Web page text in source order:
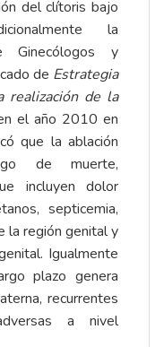
del clítoris bajo
la
Ginecólogos y
de Estrategia
realización de la
el año 2010 en
que la ablación
de muerte,
incluyen dolor
septicemia,
la región genital y
Igualmente
plazo genera
recurrentes
a nivel